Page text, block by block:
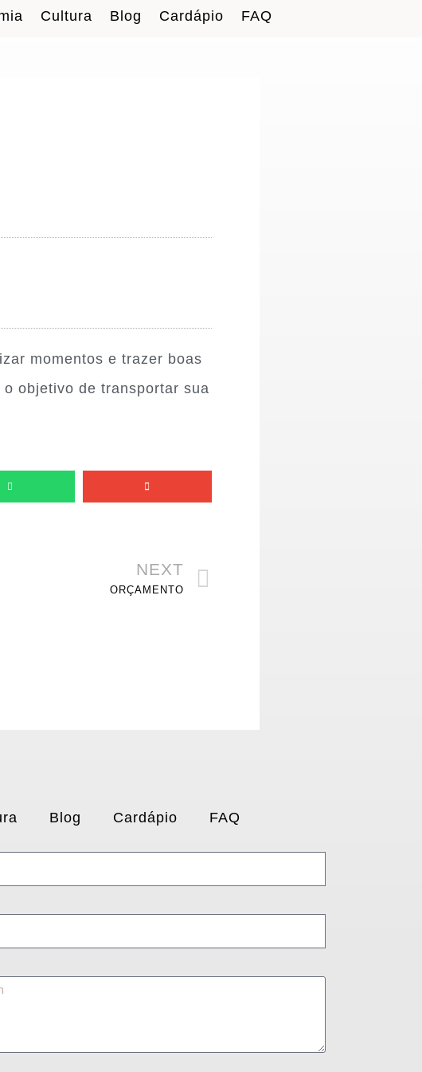
Cultura Blog Cardápio FAQ
momentos e trazer boas
objetivo de transportar sua
NEXT
ORÇAMENTO
Blog Cardápio FAQ